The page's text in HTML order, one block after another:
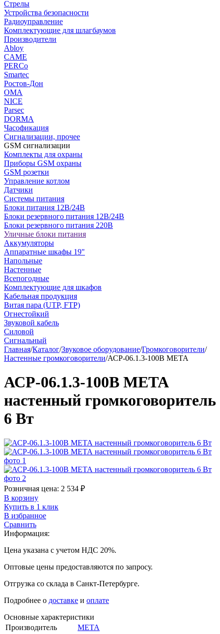
Стрелы
Устройства безопасности
Радиоуправление
Комплектующие для шлагбаумов
Производители
Abloy
CAME
PERCo
Smartec
Ростов-Дон
ОМА
NICE
Parsec
DORMA
Часофикация
Сигнализации, прочее
GSM сигнализации
Комплекты для охраны
Приборы GSM охраны
GSM розетки
Управление котлом
Датчики
Системы питания
Блоки питания 12В/24В
Блоки резервного питания 12В/24В
Блоки резервного питания 220В
Уличные блоки питания
Аккумуляторы
Аппаратные шкафы 19"
Напольные
Настенные
Всепогодные
Комплектующие для шкафов
Кабельная продукция
Витая пара (UTP, FTP)
Огнестойкий
Звуковой кабель
Силовой
Сигнальный
Главная/Каталог/Звуковое оборудование/Громкоговорители/
Настенные громкоговорители/АСР-06.1.3-100В МЕТА
АСР-06.1.3-100В МЕТА
настенный громкоговоритель
6 Вт
Розничная цена: 2 534 ₽
В корзину
Купить в 1 клик
В избранное
Сравнить
Информация:
Цена указана с учетом НДС 20%.
Оптовые цены предоставляются по запросу.
Отгрузка со склада в Санкт-Петербурге.
Подробнее о доставке и оплате
Основные характеристики
Производитель
МЕТА